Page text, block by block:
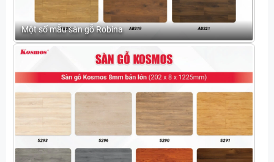
Một số mẫu sàn gỗ Robina